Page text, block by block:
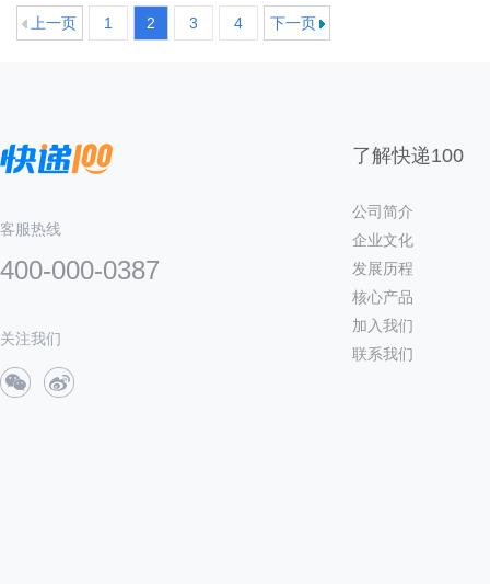
上一页 1 2 3 4 下一页
客服热线
400-000-0387
关注我们
了解快递100
公司简介
企业文化
发展历程
核心产品
加入我们
联系我们